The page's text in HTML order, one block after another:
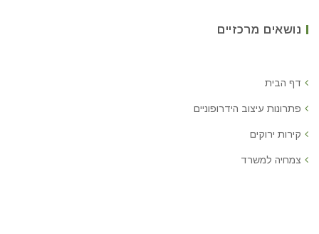
נושאים מרכזיים
דף הבית
פתרונות עיצוב הידרופוניים
קירות ירוקים
צמחיה למשרד